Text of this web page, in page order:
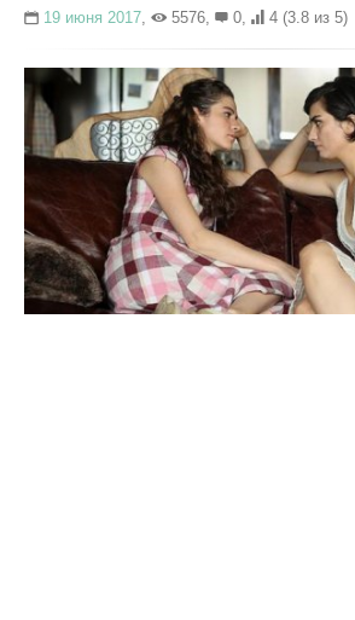
19 июня 2017, 5576, 0, 4 (3.8 из 5)